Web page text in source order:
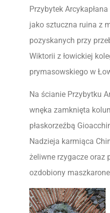
Przybytek
jako sztuczna ruina z
pozyskanych przy
Wiktorii z łowickiej
prymasowskiego w
Na ścianie Przybytku
wnęka zamknięta
płaskorzeźbą
Nadzieja karmiąca
żeliwne rzygacze oraz
ozdobiony